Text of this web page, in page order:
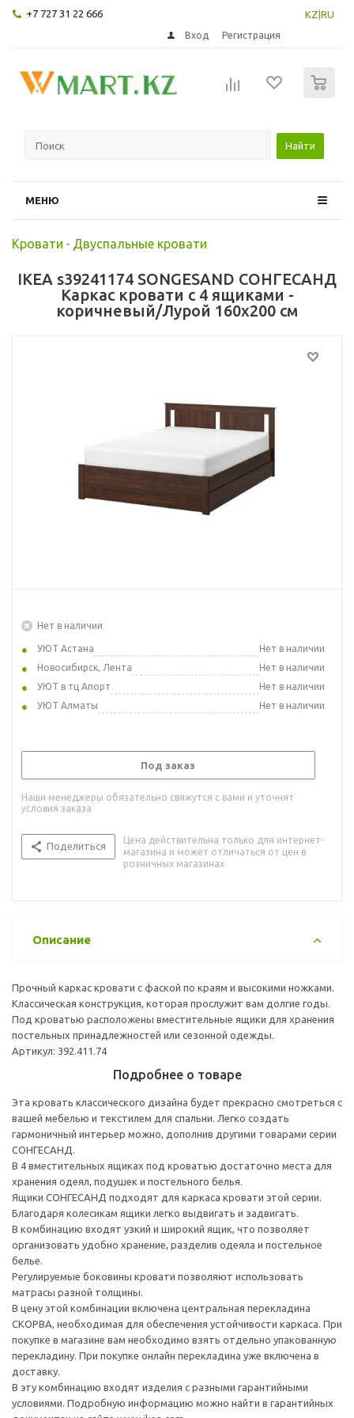
+7 727 31 22 666 KZ RU
Вход Регистрация
Найти
МЕНЮ
Кровати - Двуспальные кровати
IKEA s39241174 SONGESAND СОНГЕСАНД
Каркас кровати с 4 ящиками -
коричневый/Лурой 160x200 см
Нет в наличии
УЮТ Астана
Нет в наличии
Новосибирск, Лента
Нет в наличии
УЮТ в тц Апорт
Нет в наличии
УЮТ Алматы
Нет в наличии
Под заказ
Наши менеджеры обязательно свяжутся с вами и уточнят
условия заказа
Поделиться
Цена действительна только для интернет-
магазина и может отличаться от цен в
розничных магазинах
Описание
Прочный каркас кровати с фаской по краям и высокими ножками.
Классическая конструкция, которая прослужит вам долгие годы.
Под кроватью расположены вместительные ящики для хранения
постельных принадлежностей или сезонной одежды.
Артикул: 392.411.74
Подробнее о товаре
Эта кровать классического дизайна будет прекрасно смотреться с
вашей мебелью и текстилем для спальни. Легко создать
гармоничный интерьер можно, дополнив другими товарами серии
СОНГЕСАНД.
В 4 вместительных ящиках под кроватью достаточно места для
хранения одеял, подушек и постельного белья.
Ящики СОНГЕСАНД подходят для каркаса кровати этой серии.
Благодаря колесикам ящики легко выдвигать и задвигать.
В комбинацию входят узкий и широкий ящик, что позволяет
организовать удобно хранение, разделив одеяла и постельное
белье.
Регулируемые боковины кровати позволяют использовать
матрасы разной толщины.
В цену этой комбинации включена центральная перекладина
СКОРВА, необходимая для обеспечения устойчивости каркаса. При
покупке в магазине вам необходимо взять отдельно упакованную
перекладину. При покупке онлайн перекладина уже включена в
доставку.
В эту комбинацию входят изделия с разными гарантийными
условиями. Подробную информацию можно найти в гарантийных